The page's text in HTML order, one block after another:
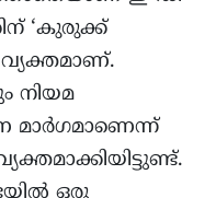
‘കുരുക്ക്
വ്യക്തമാണ്.
നിയമ
ഒരു